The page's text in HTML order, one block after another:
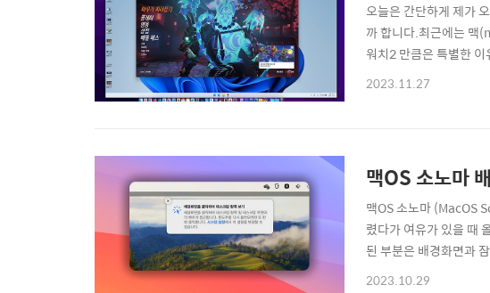
오늘은 간단하게 제가
까 합니다.최근에는 맥
워치2 만큼은 특별한
다. 맥에서 윈도우 소
2023.11.27
맥OS 소노마
맥OS 소노마 (MacOS
렸다가 여유가 있을 때
된 부분은 배경화면과
메이션도 살짝 새로운
2023.10.29